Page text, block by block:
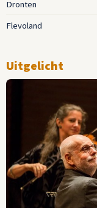
Dronten
Flevoland
Uitgelicht